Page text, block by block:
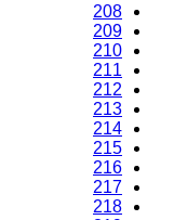
208
209
210
211
212
213
214
215
216
217
218